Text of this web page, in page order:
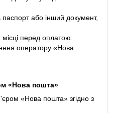
або інший документ,
перед оплатою.
оператору «Нова
«Нова пошта»
«Нова пошта» згідно з